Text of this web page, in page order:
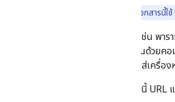
: เอกสารนี้
ตัวอย่างเช่น พา
ใช้ค่าที่คั่นด้วยค
ด้วยการใส่เครื่อ
นอกจากนี้ URL